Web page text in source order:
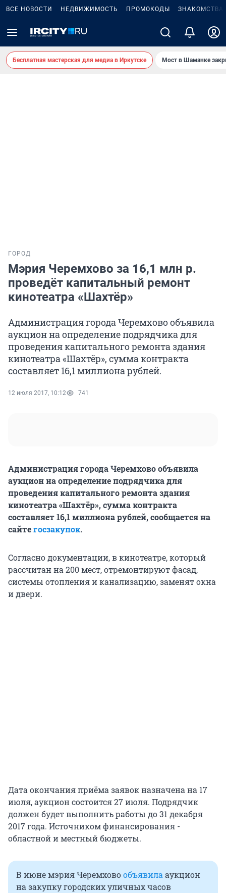
ВСЕ НОВОСТИ НЕДВИЖИМОСТЬ ПРОМОКОДЫ ЗНАКОМСТВА
Бесплатная мастерская для медиа в Иркутске Мост в Шаманке
ГОРОД
Мэрия Черемхово за 16,1 млн р.
проведёт капитальный ремонт
кинотеатра «Шахтёр»
Администрация города Черемхово объявила
аукцион на определение подрядчика для
проведения капитального ремонта здания
кинотеатра «Шахтёр», сумма контракта
составляет 16,1 миллиона рублей.
12 июля 2017, 10:12 741
Администрация города Черемхово объявила
аукцион на определение подрядчика для
проведения капитального ремонта здания
кинотеатра «Шахтёр», сумма контракта
составляет 16,1 миллиона рублей, сообщается на
сайтегосзакупок.
Согласно документации, в кинотеатре, который
рассчитан на 200 мест, отремонтируют фасад,
системы отопления и канализацию, заменят окна
и двери.
Дата окончания приёма заявок назначена на 17
июля, аукцион состоится 27 июля. Подрядчик
должен будет выполнить работы до 31 декабря
2017 года. Источником финансирования -
областной и местный бюджеты.
В июне мэрия Черемховообъявила аукцион
на закупку городских уличных часов